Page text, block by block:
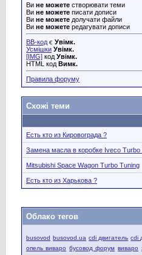
Ви не можете створювати теми
Ви не можете писати дописи
Ви не можете долучати файли
Ви не можете редагувати дописи
BB-код є Увімк.
Усмішки Увімк.
[IMG] код Увімк.
HTML код Вимк.
Правила форуму
Схожі теми
Есть кто из Кировограда ?
Замена масла в коробке Iveco Turbo
Mitsubishi Space Wagon Turbo Tuning
Есть кто из Харькова ?
Облако тегов
busovod busovod.ua cdi двигатель cdi
опель виваро бусовод форум виваро